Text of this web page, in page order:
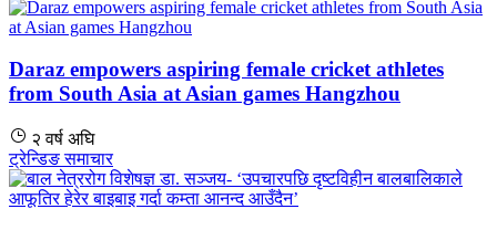
Daraz empowers aspiring female cricket athletes
from South Asia at Asian games Hangzhou
२ वर्ष अघि
ट्रेन्डिङ समाचार